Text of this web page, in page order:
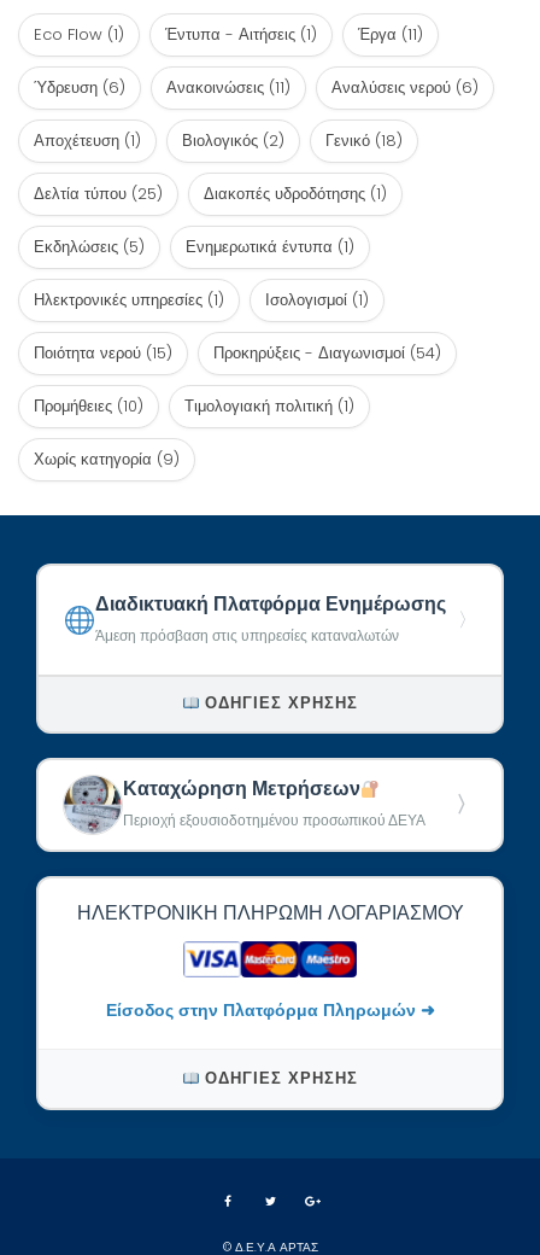
Eco Flow (1) Έντυπα - Αιτήσεις (1) Έργα (11)
Ύδρευση (6) Ανακοινώσεις (11) Αναλύσεις νερού (6)
Αποχέτευση (1) Βιολογικός (2) Γενικό (18)
Δελτία τύπου (25) Διακοπές υδροδότησης (1)
Εκδηλώσεις (5) Ενημερωτικά έντυπα (1)
Ηλεκτρονικές υπηρεσίες (1) Ισολογισμοί (1)
Ποιότητα νερού (15) Προκηρύξεις - Διαγωνισμοί (54)
Προμήθειες (10) Τιμολογιακή πολιτική (1)
Χωρίς κατηγορία (9)
Διαδικτυακή Πλατφόρμα Ενημέρωσης
Άμεση πρόσβαση στις υπηρεσίες καταναλωτών
〉
ΟΔΗΓΊΕΣ ΧΡΉΣΗΣ
Καταχώρηση Μετρήσεων
Περιοχή εξουσιοδοτημένου προσωπικού ΔΕΥΑ
〉
ΗΛΕΚΤΡΟΝΙΚΉ ΠΛΗΡΩΜΉ ΛΟΓΑΡΙΑΣΜΟΎ
Είσοδος στην Πλατφόρμα Πληρωμών ➜
ΟΔΗΓΊΕΣ ΧΡΉΣΗΣ
© Δ.Ε.Υ.Α ΑΡΤΑΣ